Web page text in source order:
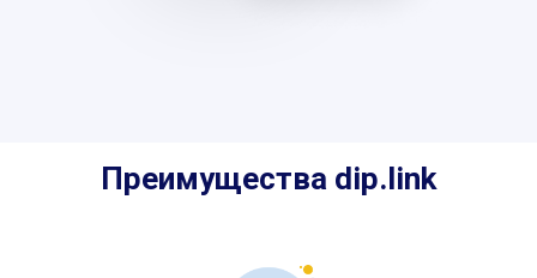
Преимущества dip.link